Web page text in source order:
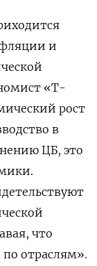
и
«Т-
рост
в
ЦБ, это
что
по отраслям».